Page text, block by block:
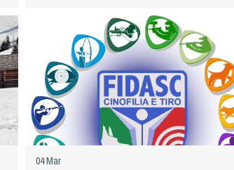
04 Mar